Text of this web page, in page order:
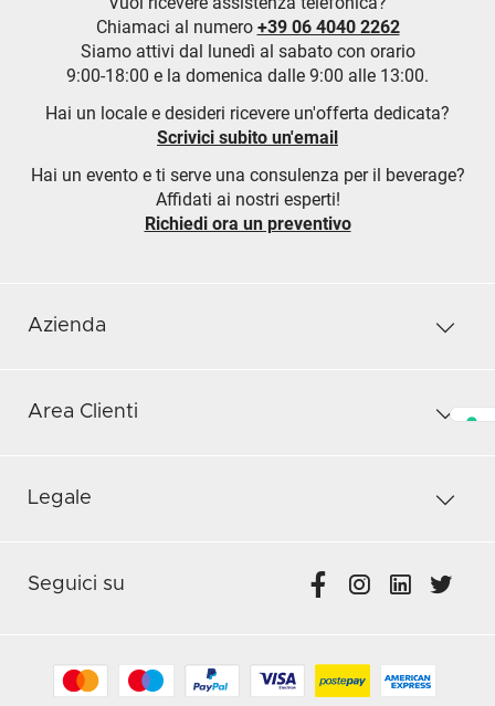
Chiamaci al numero +39 06 4040 2262
Siamo attivi dal lunedì al sabato con orario
9:00-18:00 e la domenica dalle 9:00 alle 13:00.
Hai un locale e desideri ricevere un'offerta dedicata?
Scrivici subito un'email
Hai un evento e ti serve una consulenza per il beverage?
Affidati ai nostri esperti!
Richiedi ora un preventivo
Azienda
Area Clienti
Legale
Seguici su